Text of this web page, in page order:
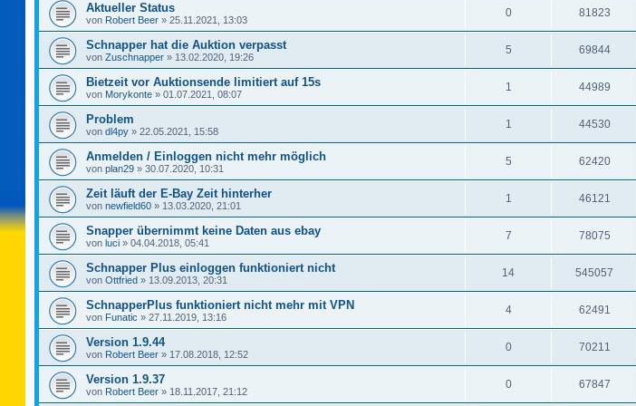
Aktueller Status
von Robert Beer » 25.11.2021, 13:03
0 81823
Schnapper hat die Auktion verpasst
von Zuschnapper » 13.02.2020, 19:26
5 69844
Bietzeit vor Auktionsende limitiert auf 15s
von Morykonte » 01.07.2021, 08:07
1 44989
Problem
von dl4py » 22.05.2021, 15:58
1 44530
Anmelden / Einloggen nicht mehr möglich
von plan29 » 30.07.2020, 10:31
5 62420
Zeit läuft der E-Bay Zeit hinterher
von newfield60 » 13.03.2020, 21:01
1 46121
Snapper übernimmt keine Daten aus ebay
von luci » 04.04.2018, 05:41
7 78075
Schnapper Plus einloggen funktioniert nicht
von Ottfried » 13.09.2013, 20:31
14 545057
SchnapperPlus funktioniert nicht mehr mit VPN
von Funatic » 27.11.2019, 13:16
4 62491
Version 1.9.44
von Robert Beer » 17.08.2018, 12:52
0 70211
Version 1.9.37
von Robert Beer » 18.11.2017, 21:12
0 67847